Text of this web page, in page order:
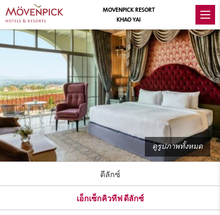
ดูรูปภาพทั้งหมด
ดีลักซ์
เอ็กเซ็กคิวทีฟ ดีลักซ์
MOVENPICK RESORT
KHAO YAI